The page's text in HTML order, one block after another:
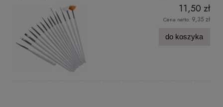
11,50 zł
Cena netto: 9,35 zł
do koszyka